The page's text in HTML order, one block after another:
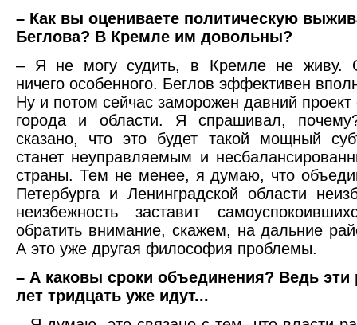
– Как вы оцениваете политическую
Беглова? В Кремле им довольны?
– Я не могу судить, в Кремле не живу.
ничего особенного. Беглов эффективен
Ну и потом сейчас заморожен давний
города и области. Я спрашивал,
сказано, что это будет такой мощный
станет неуправляемым и
страны. Тем не менее, я думаю, что
Петербурга и Ленинградской области
неизбежность заставит
обратить внимание, скажем, на дальние
А это уже другая философия проблемы.
– А каковы сроки объединения? Ведь эти
лет тридцать уже идут...